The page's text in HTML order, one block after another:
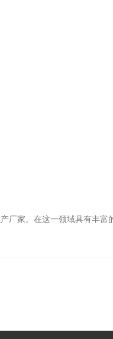
厂家。在这一领域具有丰